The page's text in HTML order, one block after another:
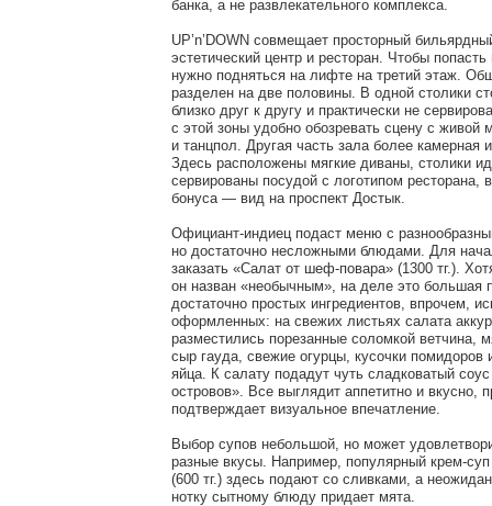
банка, а не развлекательного комплекса.
UP’n’DOWN совмещает просторный
эстетический центр и ресторан. Чтобы попасть
нужно подняться на лифте на третий этаж.
разделен на две половины. В одной столики
близко друг к другу и практически не
с этой зоны удобно обозревать сцену с живой
и танцпол. Другая часть зала более камерная
Здесь расположены мягкие диваны, столики
сервированы посудой с логотипом ресторана,
бонуса — вид на проспект Достык.
Официант-индиец подаст меню с
но достаточно несложными блюдами. Для
заказать «Салат от шеф-повара» (1300 тг.).
он назван «необычным», на деле это большая
достаточно простых ингредиентов, впрочем,
оформленных: на свежих листьях салата
разместились порезанные соломкой ветчина,
сыр гауда, свежие огурцы, кусочки помидоров
яйца. К салату подадут чуть сладковатый
островов». Все выглядит аппетитно и вкусно,
подтверждает визуальное впечатление.
Выбор супов небольшой, но может
разные вкусы. Например, популярный крем-
(600 тг.) здесь подают со сливками, а
нотку сытному блюду придает мята.